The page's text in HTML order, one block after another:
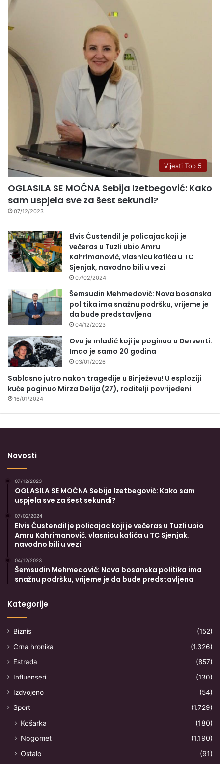
Vijesti Top 5
OGLASILA SE MOĆNA Sebija Izetbegović: Kako
sam uspjela sve za šest sekundi?
07/12/2023
Elvis Ćustendil je policajac koji je
večeras u Tuzli ubio Amru
Kahrimanović, vlasnicu kafića u TC
Sjenjak, navodno bili u vezi
07/02/2024
Šemsudin Mehmedović: Nova bosanska
politika ima snažnu podršku, vrijeme je
da bude predstavljena
04/12/2023
Ovo je mladić koji je poginuo u Derventi:
Imao je samo 20 godina
03/01/2026
Sablasno jutro nakon tragedije u Binježevu! U esploziji
kuće poginuo Mirza Delija (27), roditelji povrijeđeni
16/01/2024
Novosti
07/12/2023
OGLASILA SE MOĆNA Sebija Izetbegović: Kako sam
uspjela sve za šest sekundi?
07/02/2024
Elvis Ćustendil je policajac koji je večeras u Tuzli ubio
Amru Kahrimanović, vlasnicu kafića u TC Sjenjak,
navodno bili u vezi
04/12/2023
Šemsudin Mehmedović: Nova bosanska politika ima
snažnu podršku, vrijeme je da bude predstavljena
Kategorije
Biznis
(152)
Crna hronika
(1.326)
Estrada
(857)
Influenseri
(130)
Izdvojeno
(54)
Sport
(1.729)
Košarka
(180)
Nogomet
(1.190)
Ostalo
(91)